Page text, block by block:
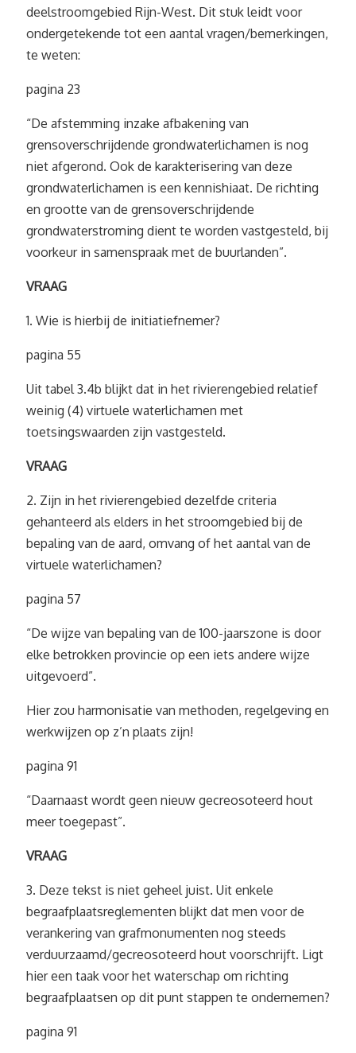
deelstroomgebied Rijn-West. Dit stuk leidt voor
ondergetekende tot een aantal vragen/bemerkingen,
te weten:
pagina 23
“De afstemming inzake afbakening van
grensoverschrijdende grondwaterlichamen is nog
niet afgerond. Ook de karakterisering van deze
grondwaterlichamen is een kennishiaat. De richting
en grootte van de grensoverschrijdende
grondwaterstroming dient te worden vastgesteld, bij
voorkeur in samenspraak met de buurlanden”.
VRAAG
1. Wie is hierbij de initiatiefnemer?
pagina 55
Uit tabel 3.4b blijkt dat in het rivierengebied relatief
weinig (4) virtuele waterlichamen met
toetsingswaarden zijn vastgesteld.
VRAAG
2. Zijn in het rivierengebied dezelfde criteria
gehanteerd als elders in het stroomgebied bij de
bepaling van de aard, omvang of het aantal van de
virtuele waterlichamen?
pagina 57
“De wijze van bepaling van de 100-jaarszone is door
elke betrokken provincie op een iets andere wijze
uitgevoerd”.
Hier zou harmonisatie van methoden, regelgeving en
werkwijzen op z’n plaats zijn!
pagina 91
“Daarnaast wordt geen nieuw gecreosoteerd hout
meer toegepast”.
VRAAG
3. Deze tekst is niet geheel juist. Uit enkele
begraafplaatsreglementen blijkt dat men voor de
verankering van grafmonumenten nog steeds
verduurzaamd/gecreosoteerd hout voorschrijft. Ligt
hier een taak voor het waterschap om richting
begraafplaatsen op dit punt stappen te ondernemen?
pagina 91